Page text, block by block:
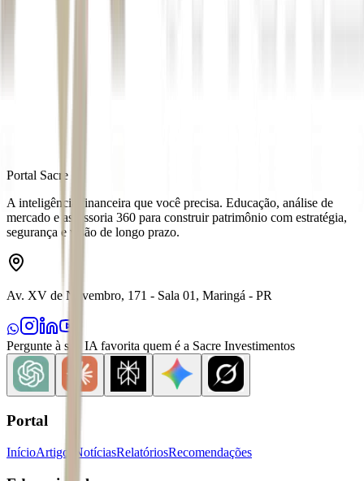
Portal Sacre
A inteligência financeira que você precisa. Educação, análise de
mercado e assessoria 360 para construir patrimônio com estratégia,
segurança e visão de longo prazo.
Av. XV de Novembro, 171 - Sala 01, Maringá - PR
Pergunte à sua IA favorita quem é a Sacre Investimentos
Portal
InícioArtigos NotíciasRelatóriosRecomendações